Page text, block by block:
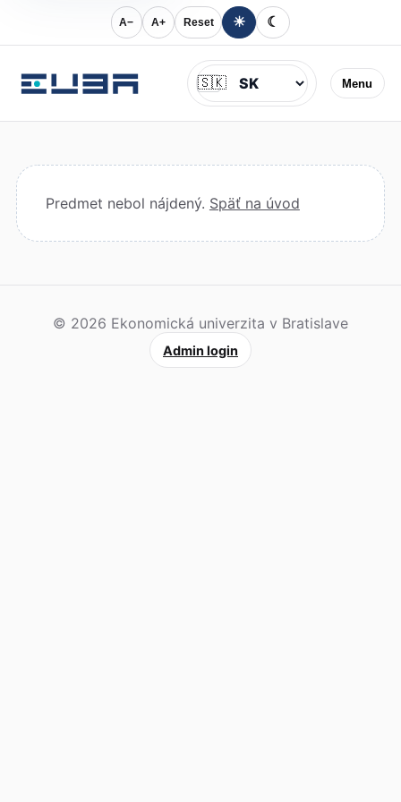
A− A+ Reset ☀ ☾
Menu
Jazyk
🇸🇰
Predmet nebol nájdený. Späť na úvod
© 2026 Ekonomická univerzita v Bratislave
Admin login